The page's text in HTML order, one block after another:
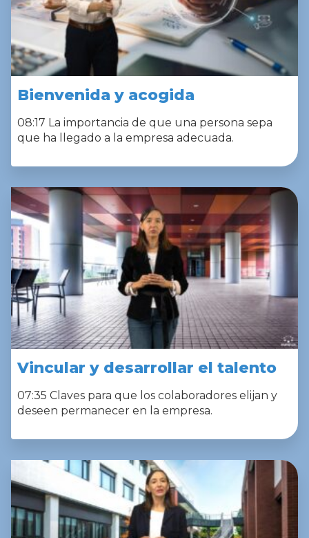
Bienvenida y acogida
08:17 La importancia de que una persona sepa
que ha llegado a la empresa adecuada.
Vincular y desarrollar el talento
07:35 Claves para que los colaboradores elijan y
deseen permanecer en la empresa.